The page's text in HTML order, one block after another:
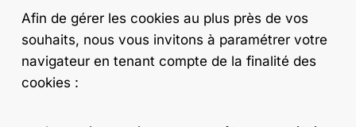
Afin de gérer les cookies au plus près de vos
souhaits, nous vous invitons à paramétrer votre
navigateur en tenant compte de la finalité des
cookies :